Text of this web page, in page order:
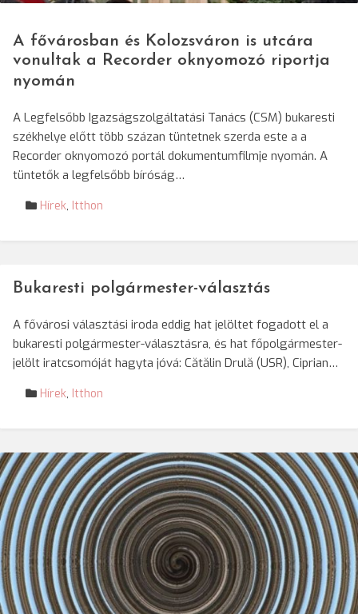
A fővárosban és Kolozsváron is utcára
vonultak a Recorder oknyomozó riportja
nyomán
A Legfelsőbb Igazságszolgáltatási Tanács (CSM) bukaresti
székhelye előtt több százan tüntetnek szerda este a a
Recorder oknyomozó portál dokumentumfilmje nyomán. A
tüntetők a legfelsőbb bíróság…
Hírek, Itthon
Bukaresti polgármester-választás
A fővárosi választási iroda eddig hat jelöltet fogadott el a
bukaresti polgármester-választásra, és hat főpolgármester-
jelölt iratcsomóját hagyta jóvá: Cătălin Drulă (USR), Ciprian…
Hírek, Itthon